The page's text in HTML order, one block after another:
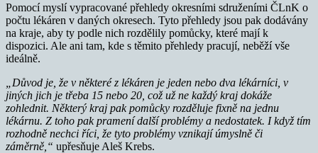
Pomocí myslí vypracované přehledy okresními sdruženími ČLnK o
počtu lékáren v daných okresech. Tyto přehledy jsou pak dodávány
na kraje, aby ty podle nich rozdělily pomůcky, které mají k
dispozici. Ale ani tam, kde s těmito přehledy pracují, neběží vše
ideálně.
„Důvod je, že v některé z lékáren je jeden nebo dva lékárníci, v
jiných jich je třeba 15 nebo 20, což už ne každý kraj dokáže
zohlednit. Některý kraj pak pomůcky rozděluje fixně na jednu
lékárnu. Z toho pak pramení další problémy a nedostatek. I když tím
rozhodně nechci říci, že tyto problémy vznikají úmyslně či
záměrně,“ upřesňuje Aleš Krebs.